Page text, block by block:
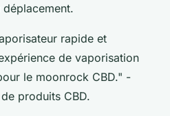
rapide et
de vaporisation
le moonrock CBD." -
produits CBD.